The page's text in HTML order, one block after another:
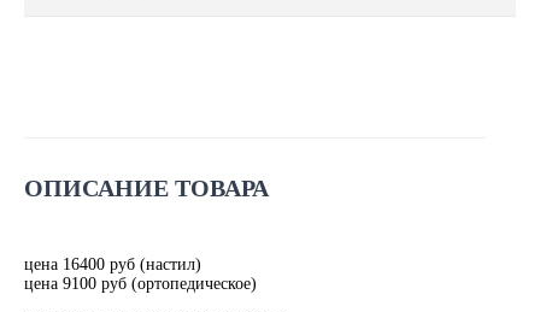
ОПИСАНИЕ ТОВАРА
цена 16400 руб (настил)
цена 9100 руб (ортопедическое)